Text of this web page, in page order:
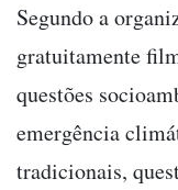
Segundo a
gratuitamente
questões
emergência
tradicionais,